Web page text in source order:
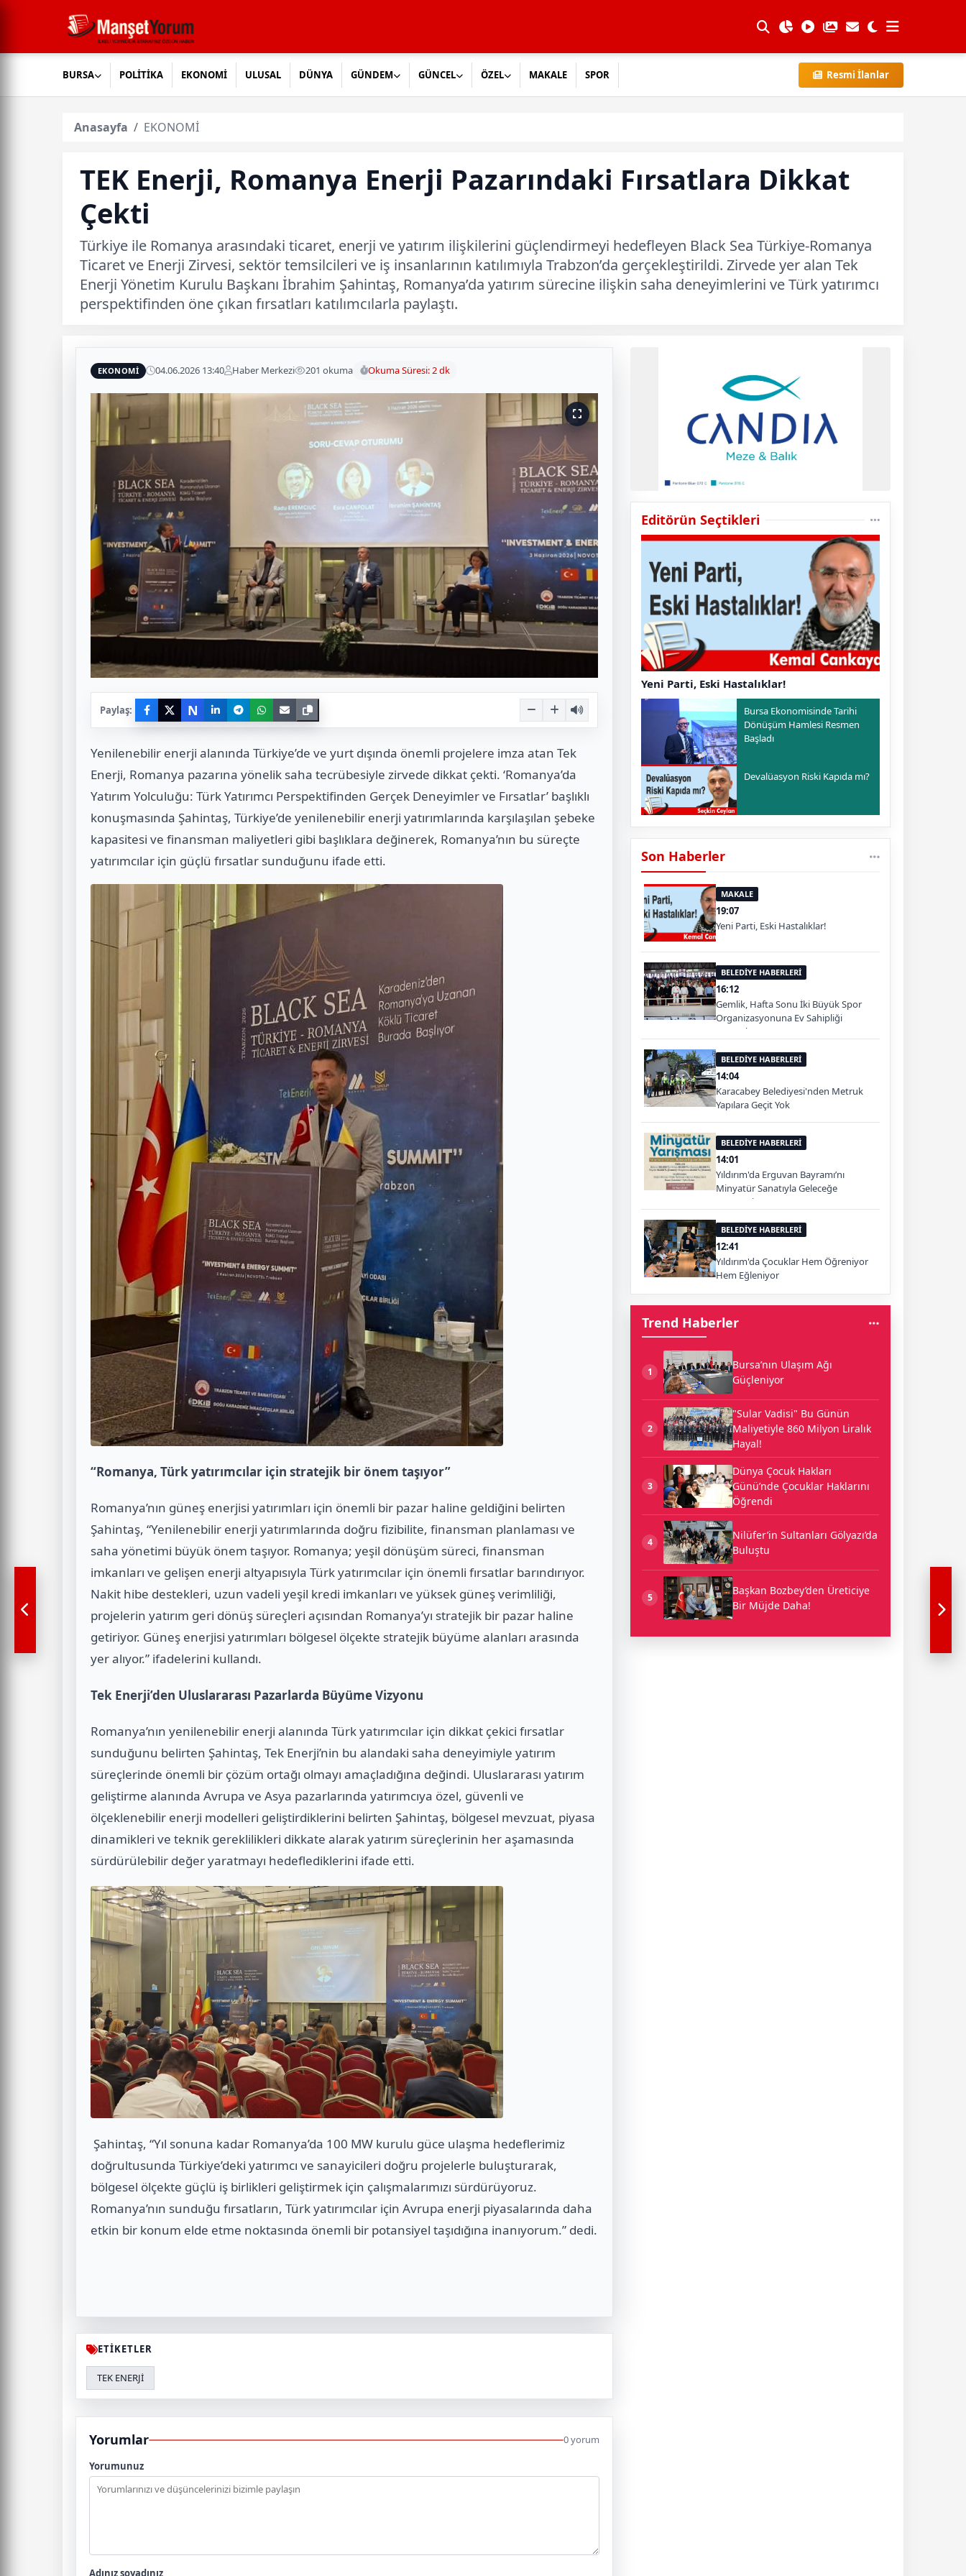
BURSA POLİTİKA EKONOMİ ULUSAL DÜNYA GÜNDEM GÜNCEL ÖZEL MAKALE SPOR Resmi İlanlar
Anasayfa EKONOMİ
TEK Enerji, Romanya Enerji Pazarındaki Fırsatlara Dikkat
Çekti
Türkiye ile Romanya arasındaki ticaret, enerji ve yatırım ilişkilerini güçlendirmeyi hedefleyen Black Sea Türkiye-Romanya
Ticaret ve Enerji Zirvesi, sektör temsilcileri ve iş insanlarının katılımıyla Trabzon’da gerçekleştirildi. Zirvede yer alan Tek
Enerji Yönetim Kurulu Başkanı İbrahim Şahintaş, Romanya’da yatırım sürecine ilişkin saha deneyimlerini ve Türk yatırımcı
perspektifinden öne çıkan fırsatları katılımcılarla paylaştı.
EKONOMİ 04.06.2026 13:40 Haber Merkezi 201 okuma Okuma Süresi: 2 dk
Paylaş: N
Yenilenebilir enerji alanında Türkiye’de ve yurt dışında önemli projelere imza atan Tek
Enerji, Romanya pazarına yönelik saha tecrübesiyle zirvede dikkat çekti. ‘Romanya’da
Yatırım Yolculuğu: Türk Yatırımcı Perspektifinden Gerçek Deneyimler ve Fırsatlar’ başlıklı
konuşmasında Şahintaş, Türkiye’de yenilenebilir enerji yatırımlarında karşılaşılan şebeke
kapasitesi ve finansman maliyetleri gibi başlıklara değinerek, Romanya’nın bu süreçte
yatırımcılar için güçlü fırsatlar sunduğunu ifade etti.
“Romanya, Türk yatırımcılar için stratejik bir önem taşıyor”
Romanya’nın güneş enerjisi yatırımları için önemli bir pazar haline geldiğini belirten
Şahintaş, “Yenilenebilir enerji yatırımlarında doğru fizibilite, finansman planlaması ve
saha yönetimi büyük önem taşıyor. Romanya; yeşil dönüşüm süreci, finansman
imkanları ve gelişen enerji altyapısıyla Türk yatırımcılar için önemli fırsatlar barındırıyor.
Nakit hibe destekleri, uzun vadeli yeşil kredi imkanları ve yüksek güneş verimliliği,
projelerin yatırım geri dönüş süreçleri açısından Romanya’yı stratejik bir pazar haline
getiriyor. Güneş enerjisi yatırımları bölgesel ölçekte stratejik büyüme alanları arasında
yer alıyor.” ifadelerini kullandı.
Tek Enerji’den Uluslararası Pazarlarda Büyüme Vizyonu
Romanya’nın yenilenebilir enerji alanında Türk yatırımcılar için dikkat çekici fırsatlar
sunduğunu belirten Şahintaş, Tek Enerji’nin bu alandaki saha deneyimiyle yatırım
süreçlerinde önemli bir çözüm ortağı olmayı amaçladığına değindi. Uluslararası yatırım
geliştirme alanında Avrupa ve Asya pazarlarında yatırımcıya özel, güvenli ve
ölçeklenebilir enerji modelleri geliştirdiklerini belirten Şahintaş, bölgesel mevzuat, piyasa
dinamikleri ve teknik gereklilikleri dikkate alarak yatırım süreçlerinin her aşamasında
sürdürülebilir değer yaratmayı hedeflediklerini ifade etti.
Şahintaş, “Yıl sonuna kadar Romanya’da 100 MW kurulu güce ulaşma hedeflerimiz
doğrultusunda Türkiye’deki yatırımcı ve sanayicileri doğru projelerle buluşturarak,
bölgesel ölçekte güçlü iş birlikleri geliştirmek için çalışmalarımızı sürdürüyoruz.
Romanya’nın sunduğu fırsatların, Türk yatırımcılar için Avrupa enerji piyasalarında daha
etkin bir konum elde etme noktasında önemli bir potansiyel taşıdığına inanıyorum.” dedi.
ETİKETLER
TEK ENERJİ
Yorumlar 0 yorum
Yorumunuz
Adınız soyadınız
Editörün Seçtikleri
Yeni Parti, Eski Hastalıklar!
Bursa Ekonomisinde Tarihi
Dönüşüm Hamlesi Resmen
Başladı
Devalüasyon Riski Kapıda mı?
Son Haberler
MAKALE
19:07
Yeni Parti, Eski Hastalıklar!
BELEDİYE HABERLERİ
16:12
Gemlik, Hafta Sonu İki Büyük Spor
Organizasyonuna Ev Sahipliği
Yapacak
BELEDİYE HABERLERİ
14:04
Karacabey Belediyesi'nden Metruk
Yapılara Geçit Yok
BELEDİYE HABERLERİ
14:01
Yıldırım'da Erguvan Bayramı’nı
Minyatür Sanatıyla Geleceğe
Taşınacak
BELEDİYE HABERLERİ
12:41
Yıldırım'da Çocuklar Hem Öğreniyor
Hem Eğleniyor
Trend Haberler
1
Bursa’nın Ulaşım Ağı
Güçleniyor
2
"Sular Vadisi" Bu Günün
Maliyetiyle 860 Milyon Liralık
Hayal!
3
Dünya Çocuk Hakları
Günü’nde Çocuklar Haklarını
Öğrendi
4
Nilüfer’in Sultanları Gölyazı’da
Buluştu
5
Başkan Bozbey’den Üreticiye
Bir Müjde Daha!